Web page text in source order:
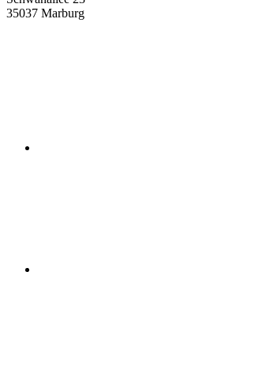
35037 Marburg